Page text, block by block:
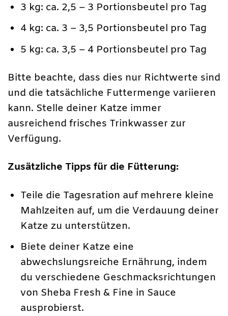
3 kg: ca. 2,5 – 3 Portionsbeutel pro Tag
4 kg: ca. 3 – 3,5 Portionsbeutel pro Tag
5 kg: ca. 3,5 – 4 Portionsbeutel pro Tag
Bitte beachte, dass dies nur Richtwerte sind
und die tatsächliche Futtermenge variieren
kann. Stelle deiner Katze immer
ausreichend frisches Trinkwasser zur
Verfügung.
Zusätzliche Tipps für die Fütterung:
Teile die Tagesration auf mehrere kleine
Mahlzeiten auf, um die Verdauung deiner
Katze zu unterstützen.
Biete deiner Katze eine
abwechslungsreiche Ernährung, indem
du verschiedene Geschmacksrichtungen
von Sheba Fresh & Fine in Sauce
ausprobierst.